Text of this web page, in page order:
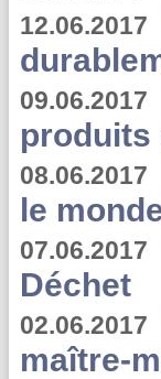
12.06.2017
09.06.2017
produits
08.06.2017
le
07.06.2017
Déchet
02.06.2017
maître-